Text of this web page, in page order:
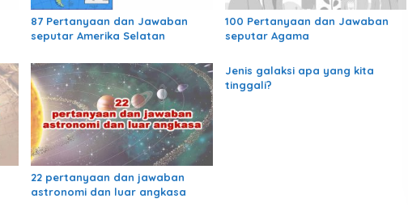
87 Pertanyaan dan Jawaban
seputar Amerika Selatan
100 Pertanyaan dan Jawaban
seputar Agama
22 pertanyaan dan jawaban
astronomi dan luar angkasa
Jenis galaksi apa yang kita
tinggali?